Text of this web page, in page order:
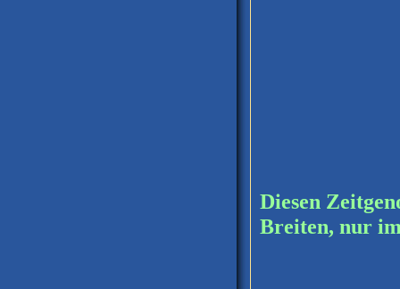
Diesen
Breiten, nur